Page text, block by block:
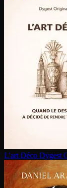
L'art Déco Dygest